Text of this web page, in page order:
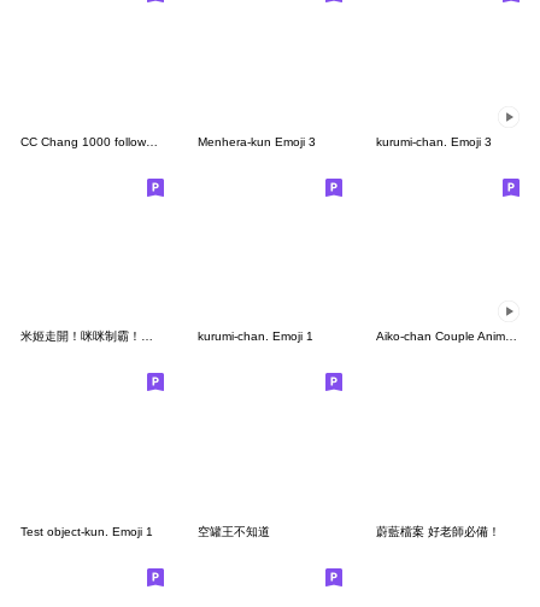
CC Chang 1000 followers Emoji Menhera-kun Emoji 3 kurumi-chan. Emoji 3
米姬走開！咪咪制霸！全咪咪表情貼登場！ kurumi-chan. Emoji 1 Aiko-chan Couple Animated Emoji 01
Test object-kun. Emoji 1 空罐王不知道 蔚藍檔案 好老師必備！